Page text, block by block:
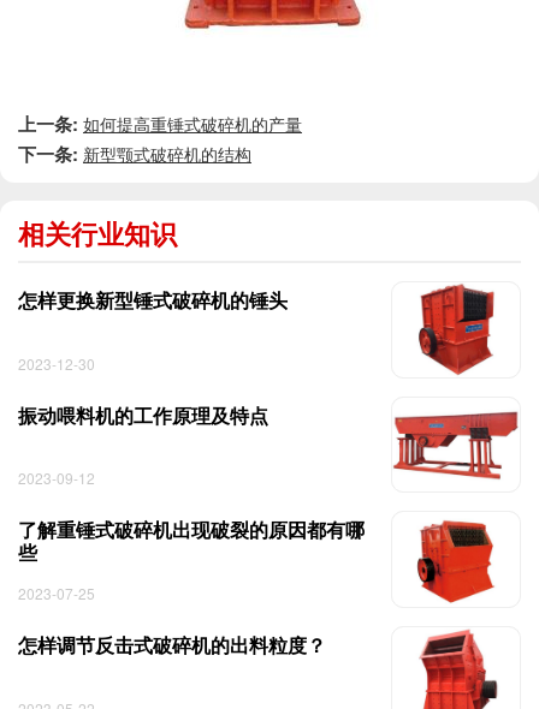
上一条: 如何提高重锤式破碎机的产量
下一条: 新型颚式破碎机的结构
相关行业知识
怎样更换新型锤式破碎机的锤头
2023-12-30
振动喂料机的工作原理及特点
2023-09-12
了解重锤式破碎机出现破裂的原因都有哪
些
2023-07-25
怎样调节反击式破碎机的出料粒度？